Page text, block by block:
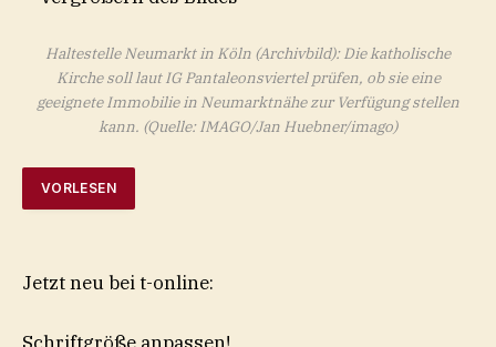
Haltestelle Neumarkt in Köln (Archivbild): Die katholische
Kirche soll laut IG Pantaleonsviertel prüfen, ob sie eine
geeignete Immobilie in Neumarktnähe zur Verfügung stellen
kann. (Quelle: IMAGO/Jan Huebner/imago)
VORLESEN
Jetzt neu bei t-online: